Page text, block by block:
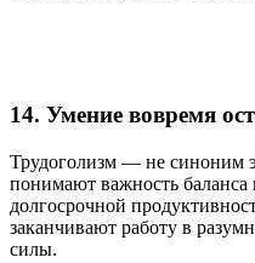
14. Умение вовремя
Трудоголизм — не синоним
понимают важность баланса
долгосрочной
заканчивают работу в
силы.